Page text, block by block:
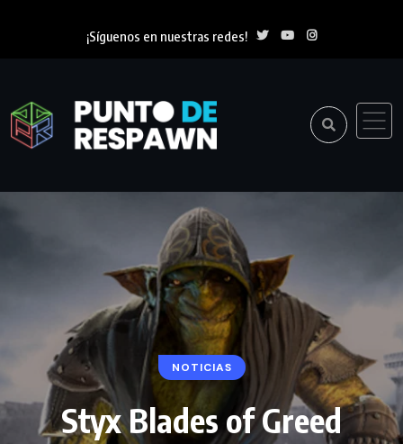
¡Síguenos en nuestras redes!
NOTICIAS
Styx Blades of Greed